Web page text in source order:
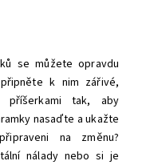
se můžete opravdu
k nim zářivé,
tak, aby
nasaďte a ukažte
na změnu?
nálady nebo si je